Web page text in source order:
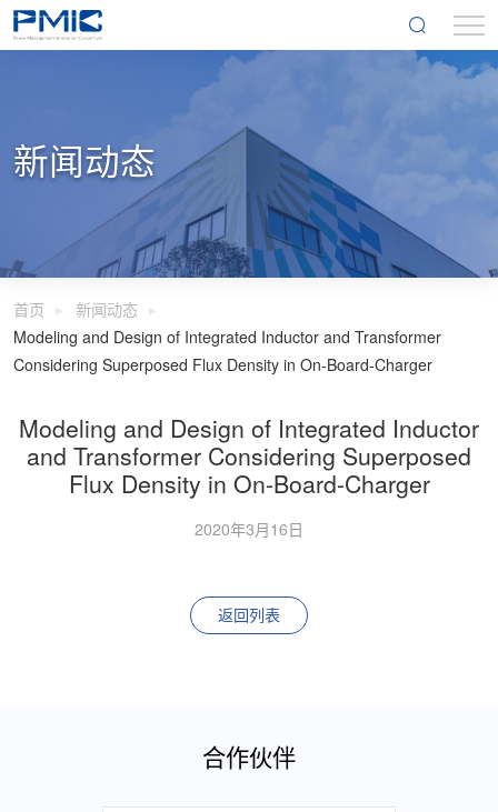
新闻动态
首页
新闻动态
Modeling and Design of Integrated Inductor and Transformer
Considering Superposed Flux Density in On-Board-Charger
Modeling and Design of Integrated Inductor
and Transformer Considering Superposed
Flux Density in On-Board-Charger
2020年3月16日
返回列表
合作伙伴